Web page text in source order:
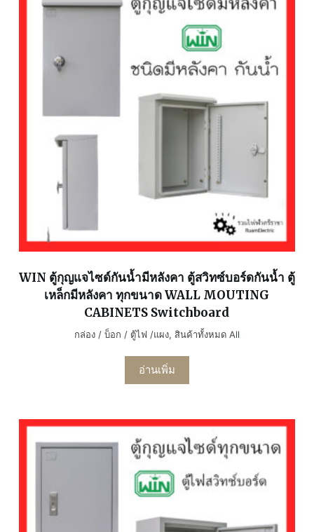
WIN ตู้กุญแจไซด์กันน้ำมีหลังคา ตู้สวิทซ์บอร์ดกันน้ำ ตู้
เหล็กมีหลังคา ทุกขนาด WALL MOUTING
CABINETS Switchboard
กล่อง / บ็อก / ตู้ไฟ /แผง, สินค้าทั้งหมด All
อ่านเพิ่ม